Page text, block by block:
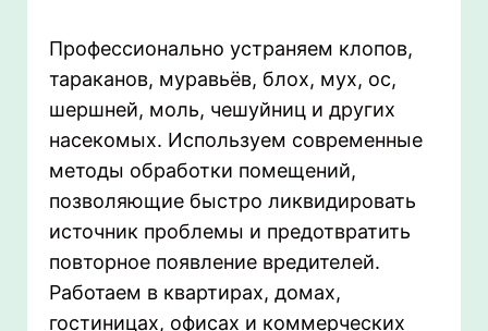
Профессионально устраняем клопов,
тараканов, муравьёв, блох, мух, ос,
шершней, моль, чешуйниц и других
насекомых. Используем современные
методы обработки помещений,
позволяющие быстро ликвидировать
источник проблемы и предотвратить
повторное появление вредителей.
Работаем в квартирах, домах,
гостиницах, офисах и коммерческих